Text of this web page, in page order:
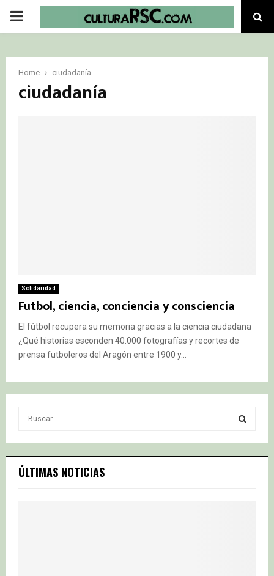
PRIMARY
Home ciudadanía
ciudadanía
Solidaridad
Futbol, ciencia, conciencia y consciencia
El fútbol recupera su memoria gracias a la ciencia ciudadana
¿Qué historias esconden 40.000 fotografías y recortes de
prensa futboleros del Aragón entre 1900 y...
c
h
S
ÚLTIMAS NOTICIAS